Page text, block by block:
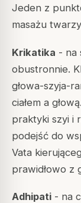
Jeden z
masażu
Krikatika - na
obustronnie.
głowa-szyja-
ciałem a
praktyki szyi i
podejść do
Vata
prawidłowo z
Adhipati - na